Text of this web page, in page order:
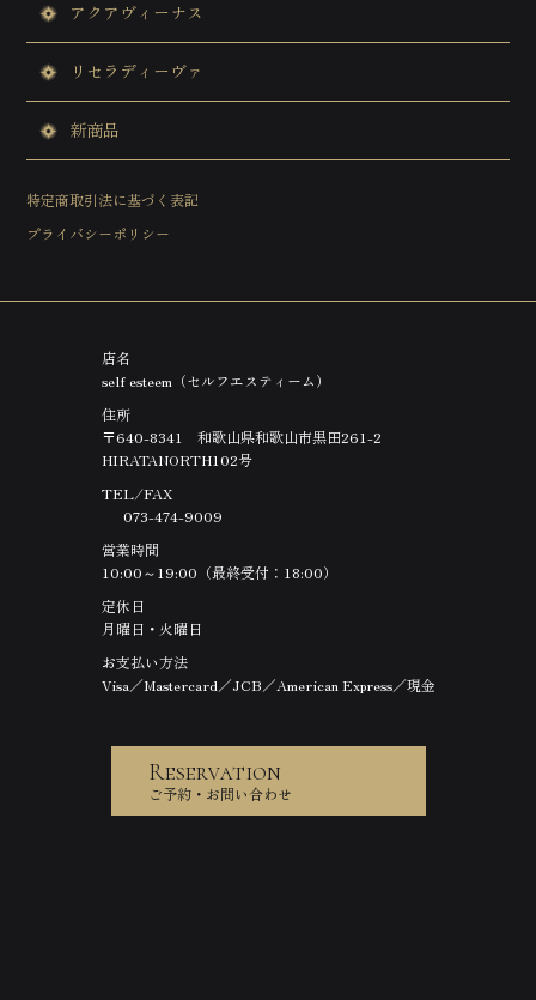
アクアヴィーナス
リセラディーヴァ
新商品
特定商取引法に基づく表記
プライバシーポリシー
店名
self esteem（セルフエスティーム）
住所
〒640-8341 和歌山県和歌山市黒田261-2
HIRATANORTH102号
TEL ⁄ FAX
073-474-9009
営業時間
10:00～19:00（最終受付：18:00）
定休日
月曜日・火曜日
お支払い方法
Visa／Mastercard／JCB／American Express／現金
Reservation
ご予約・お問い合わせ